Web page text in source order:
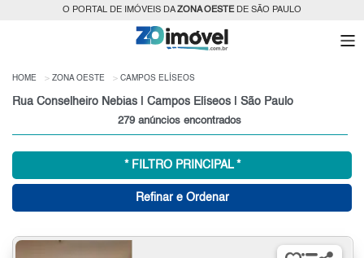
O PORTAL DE IMÓVEIS DAZONA OESTEDE SÃO PAULO
HOME ZONA OESTE CAMPOS ELÍSEOS
Rua Conselheiro Nebias | Campos Elíseos | São Paulo
279 anúncios encontrados
* FILTRO PRINCIPAL *
Refinar e Ordenar